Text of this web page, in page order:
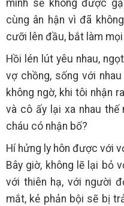
mình sẽ không được
cùng ân hận vì đã
cưỡi lên đầu, bắt làm
Hồi lén lút yêu nhau,
vợ chồng, sống với
không ngờ, khi tôi nhận
và cô ấy lại xa nhau thế
cháu có nhận bố?
Hí hửng ly hôn được với
Bây giờ, không lẽ lại bỏ
với thiên hạ, với người
mắt, kẻ phản bội sẽ bị